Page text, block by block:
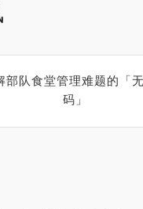
部队食堂管理难题的「
码」